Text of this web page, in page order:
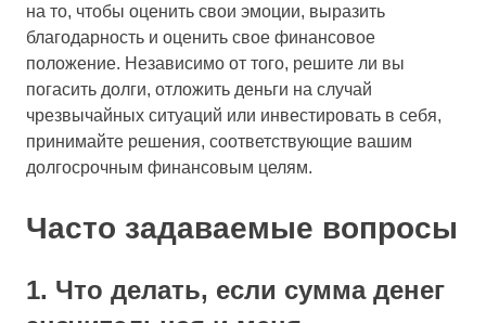
на то, чтобы оценить свои эмоции, выразить
благодарность и оценить свое финансовое
положение. Независимо от того, решите ли вы
погасить долги, отложить деньги на случай
чрезвычайных ситуаций или инвестировать в себя,
принимайте решения, соответствующие вашим
долгосрочным финансовым целям.
Часто задаваемые вопросы
1. Что делать, если сумма денег